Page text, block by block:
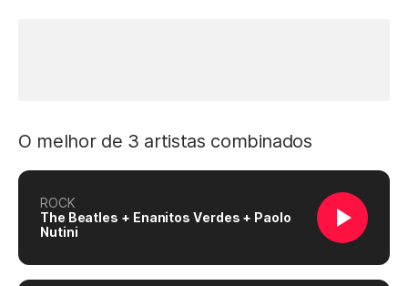
O melhor de 3 artistas combinados
ROCK
The Beatles + Enanitos Verdes + Paolo
Nutini